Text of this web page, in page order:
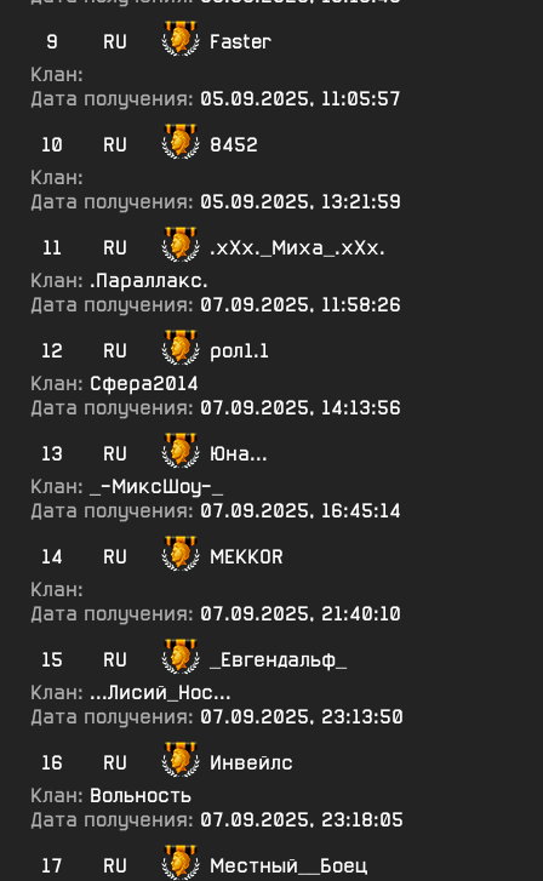
9
RU
Faster
Клан:
Дата получения: 05.09.2025, 11:05:57
10
RU
8452
Клан:
Дата получения: 05.09.2025, 13:21:59
11
RU
.хХх._Миха_.хХх.
Клан: .Параллакс.
Дата получения: 07.09.2025, 11:58:26
12
RU
рол1.1
Клан: Сфера2014
Дата получения: 07.09.2025, 14:13:56
13
RU
Юна...
Клан:
_-МиксШоу-_
Дата получения: 07.09.2025, 16:45:14
14
RU
MEKKOR
Клан:
Дата получения: 07.09.2025, 21:40:10
15
RU
_Евгендальф_
Клан: ...Лисий_Нос...
Дата получения: 07.09.2025, 23:13:50
16
RU
Инвейлс
Клан: Вольность
Дата получения: 07.09.2025, 23:18:05
17
RU
Местный__Боец